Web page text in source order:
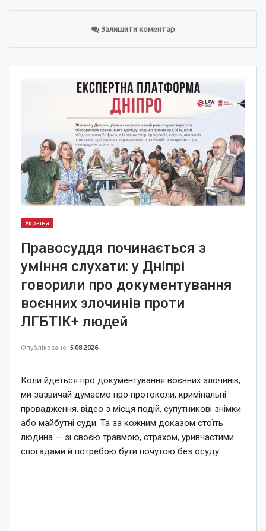
Залишити коментар
Україна
Правосуддя починається з
уміння слухати: у Дніпрі
говорили про документування
воєнних злочинів проти
ЛГБТІК+ людей
Опубліковано 5.08.2026
Коли йдеться про документування воєнних злочинів,
ми зазвичай думаємо про протоколи, кримінальні
провадження, відео з місця подій, супутникові знімки
або майбутні суди. Та за кожним доказом стоїть
людина — зі своєю травмою, страхом, уривчастими
спогадами й потребою бути почутою без осуду.